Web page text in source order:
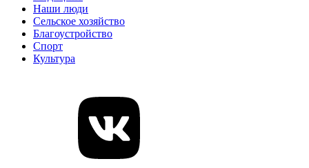
Наши люди
Сельское хозяйство
Благоустройство
Спорт
Культура